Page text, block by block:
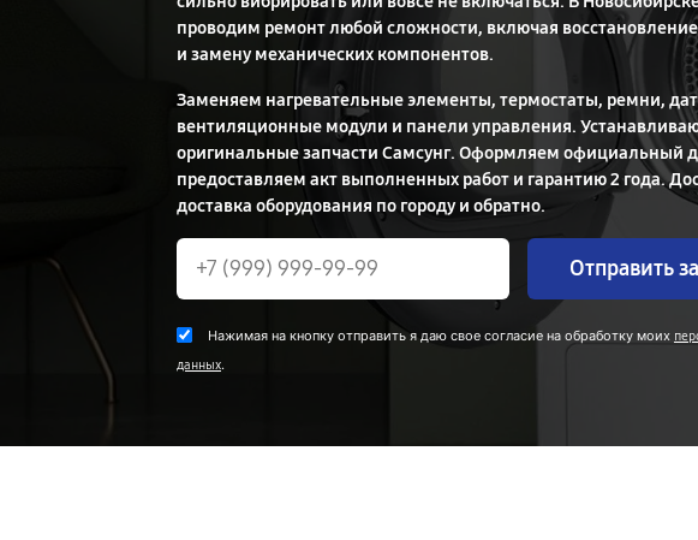
проводим ремонт любой сложности, включая
и замену механических компонентов.
Заменяем нагревательные элементы, термостаты, ремни,
вентиляционные модули и панели управления.
оригинальные запчасти Самсунг. Оформляем официальный
предоставляем акт выполненных работ и гарантию 2 года.
доставка оборудования по городу и обратно.
Отправить
Нажимая на кнопку отправить я даю свое согласие на обработку моих
данных.